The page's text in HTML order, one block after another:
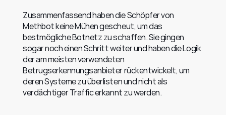
Zusammenfassend haben die Schöpfer von
Methbot keine Mühen gescheut, um das
bestmögliche Botnetz zu schaffen. Sie gingen
sogar noch einen Schritt weiter und haben die Logik
der am meisten verwendeten
Betrugserkennungsanbieter rückentwickelt, um
deren Systeme zu überlisten und nicht als
verdächtiger Traffic erkannt zu werden.